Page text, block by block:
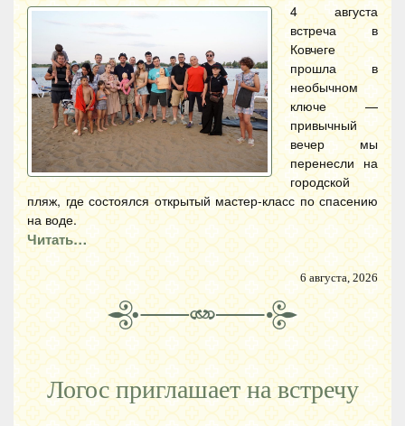
4 августа
встреча в
Ковчеге
прошла в
необычном
ключе —
привычный
вечер мы
перенесли на
городской
пляж, где состоялся открытый мастер-класс по спасению
на воде.
Читать…
6 августа, 2026
Логос приглашает на встречу